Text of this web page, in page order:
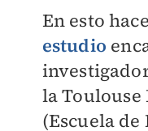
En esto
estudio
laToulouse
(Escuela de